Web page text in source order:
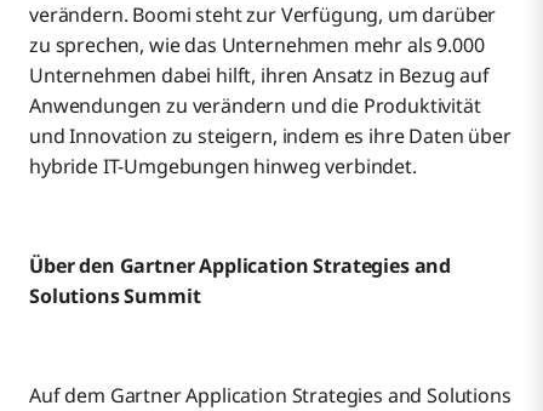
verändern. Boomi steht zur Verfügung, um darüber
zu sprechen, wie das Unternehmen mehr als 9.000
Unternehmen dabei hilft, ihren Ansatz in Bezug auf
Anwendungen zu verändern und die Produktivität
und Innovation zu steigern, indem es ihre Daten über
hybride IT-Umgebungen hinweg verbindet.
Über den Gartner Application Strategies and
Solutions Summit
Auf dem Gartner Application Strategies and Solutions